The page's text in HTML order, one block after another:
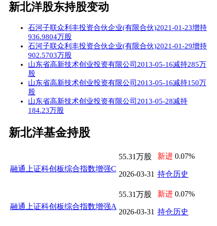
新北洋股东持股变动
石河子联众利丰投资合伙企业(有限合伙)2021-01-23增持
936.9804万股
石河子联众利丰投资合伙企业(有限合伙)2021-01-29增持
902.5703万股
山东省高新技术创业投资有限公司2013-05-16减持285万
股
山东省高新技术创业投资有限公司2013-05-16减持150万
股
山东省高新技术创业投资有限公司2013-05-28减持
184.23万股
新北洋基金持股
融通上证科创板综合指数增强C
55.31万股
2026-03-31
新进 0.07%
持仓历史
融通上证科创板综合指数增强A
55.31万股
2026-03-31
新进 0.07%
持仓历史